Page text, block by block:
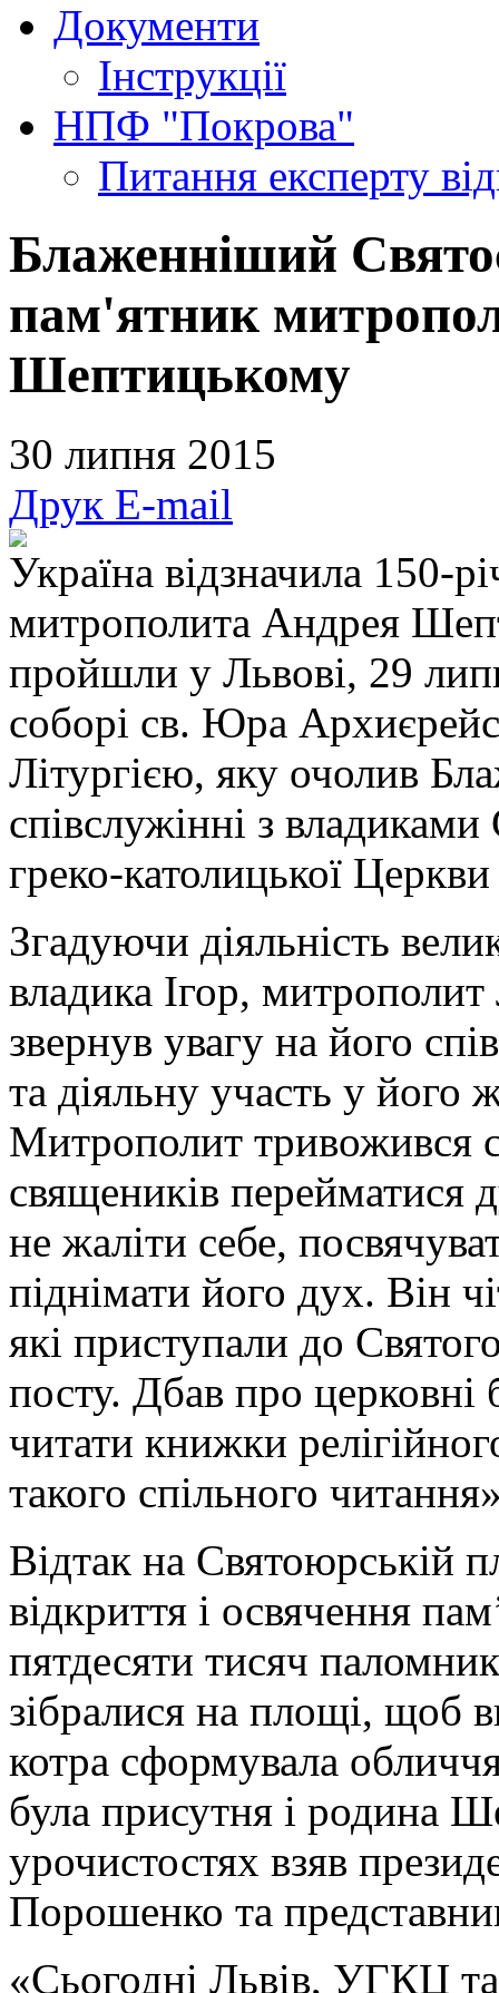
Документи
Інструкції
НПФ "Покрова"
Питання експерту
Блаженніший
пам'ятник
Шептицькому
30 липня 2015
Друк E-mail
Україна відзначила 150-
митрополита Андрея
пройшли у Львові, 29
соборі св. Юра
Літургією, яку очолив
співслужінні з
греко-католицької
Згадуючи діяльність
владика Ігор,
звернув увагу на його
та діяльну участь у
Митрополит тривожився
священиків перейматися
не жаліти себе,
піднімати його дух. Він
які приступали до
посту. Дбав про церковні
читати книжки
такого спільного
Відтак на Святоюрській
відкриття і освячення
пятдесяти тисяч
зібралися на площі, щоб
котра сформувала
була присутня і родина
урочистостях взяв
Порошенко та
«Сьогодні Львів, УГКЦ